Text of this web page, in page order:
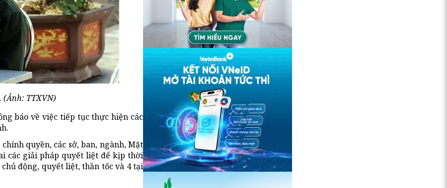
(Ảnh: TTXVN)
báo về việc tiếp tục thực hiện các
quyền, các sở, ban, ngành, Mặt
các giải pháp quyết liệt để kịp thời
động, quyết liệt, thần tốc và 4 tại